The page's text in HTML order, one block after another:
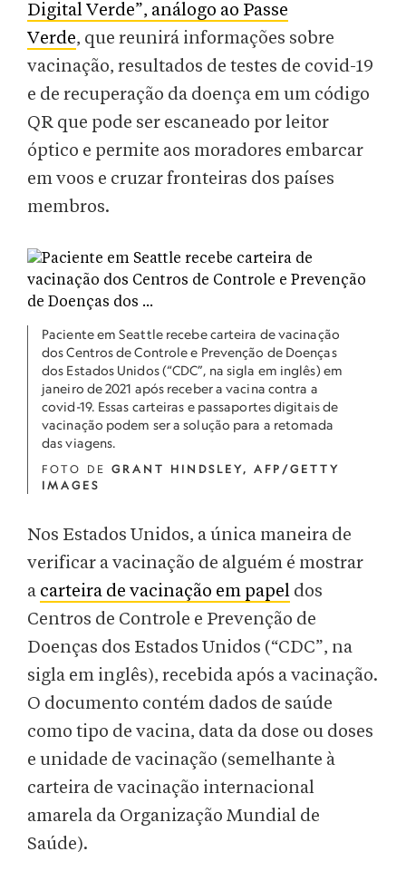
Digital Verde”, análogo ao Passe
Verde, que reunirá informações sobre
vacinação, resultados de testes de covid-19
e de recuperação da doença em um código
QR que pode ser escaneado por leitor
óptico e permite aos moradores embarcar
em voos e cruzar fronteiras dos países
membros.
Paciente em Seattle recebe carteira de vacinação
dos Centros de Controle e Prevenção de Doenças
dos Estados Unidos (“CDC”, na sigla em inglês) em
janeiro de 2021 após receber a vacina contra a
covid-19. Essas carteiras e passaportes digitais de
vacinação podem ser a solução para a retomada
das viagens.
FOTO DE GRANT HINDSLEY, AFP/GETTY
IMAGES
Nos Estados Unidos, a única maneira de
verificar a vacinação de alguém é mostrar
a carteira de vacinação em papel dos
Centros de Controle e Prevenção de
Doenças dos Estados Unidos (“CDC”, na
sigla em inglês), recebida após a vacinação.
O documento contém dados de saúde
como tipo de vacina, data da dose ou doses
e unidade de vacinação (semelhante à
carteira de vacinação internacional
amarela da Organização Mundial de
Saúde).